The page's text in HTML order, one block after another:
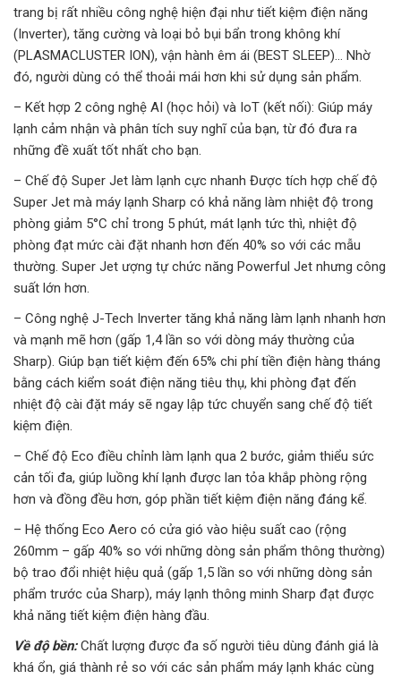
trang bị rất nhiều công nghệ hiện đại như tiết kiệm điện năng
(Inverter), tăng cường và loại bỏ bụi bẩn trong không khí
(PLASMACLUSTER ION), vận hành êm ái (BEST SLEEP)… Nhờ
đó, người dùng có thể thoải mái hơn khi sử dụng sản phẩm.
– Kết hợp 2 công nghệ AI (học hỏi) và IoT (kết nối): Giúp máy
lạnh cảm nhận và phân tích suy nghĩ của bạn, từ đó đưa ra
những đề xuất tốt nhất cho bạn.
– Chế độ Super Jet làm lạnh cực nhanh Được tích hợp chế độ
Super Jet mà máy lạnh Sharp có khả năng làm nhiệt độ trong
phòng giảm 5°C chỉ trong 5 phút, mát lạnh tức thì, nhiệt độ
phòng đạt mức cài đặt nhanh hơn đến 40% so với các mẫu
thường. Super Jet ượng tự chức năng Powerful Jet nhưng công
suất lớn hơn.
– Công nghệ J-Tech Inverter tăng khả năng làm lạnh nhanh hơn
và mạnh mẽ hơn (gấp 1,4 lần so với dòng máy thường của
Sharp). Giúp bạn tiết kiệm đến 65% chi phí tiền điện hàng tháng
bằng cách kiểm soát điện năng tiêu thụ, khi phòng đạt đến
nhiệt độ cài đặt máy sẽ ngay lập tức chuyển sang chế độ tiết
kiệm điện.
– Chế độ Eco điều chỉnh làm lạnh qua 2 bước, giảm thiểu sức
cản tối đa, giúp luồng khí lạnh được lan tỏa khắp phòng rộng
hơn và đồng đều hơn, góp phần tiết kiệm điện năng đáng kể.
– Hệ thống Eco Aero có cửa gió vào hiệu suất cao (rộng
260mm – gấp 40% so với những dòng sản phẩm thông thường)
bộ trao đổi nhiệt hiệu quả (gấp 1,5 lần so với những dòng sản
phẩm trước của Sharp), máy lạnh thông minh Sharp đạt được
khả năng tiết kiệm điện hàng đầu.
Về độ bền:Chất lượng được đa số người tiêu dùng đánh giá là
khá ổn, giá thành rẻ so với các sản phẩm máy lạnh khác cùng